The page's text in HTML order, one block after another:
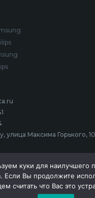
улица Максима Горького,
(c) South Medica. Все права
Политика
ответственностью
куки для наилучшего
Если Вы продолжите
считать что Вас это